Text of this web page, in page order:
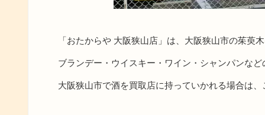
「おたからや 大阪狭山店」は、大阪狭山市の茱萸
ブランデー・ウイスキー・ワイン・シャンパンなど
大阪狭山市で酒を買取店に持っていかれる場合は